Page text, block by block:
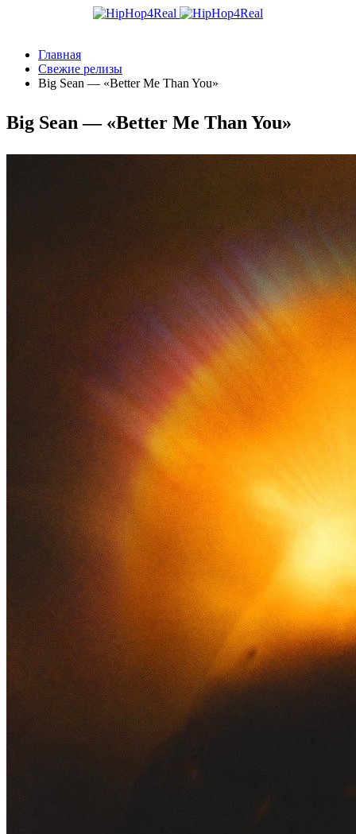
Главная
Свежие релизы
Big Sean — «Better Me Than You»
Big Sean — «Better Me Than You»